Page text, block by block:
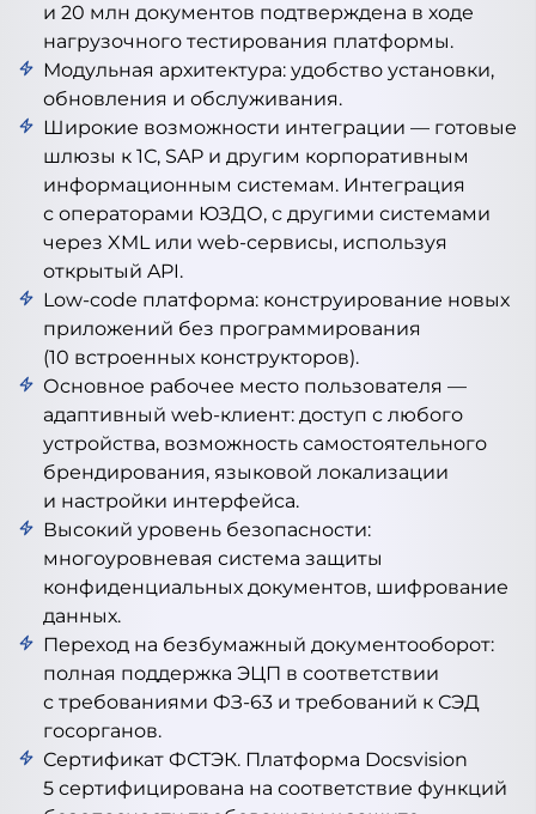
и 20 млн документов подтверждена в ходе
нагрузочного тестирования платформы.
Модульная архитектура: удобство установки,
обновления и обслуживания.
Широкие возможности интеграции — готовые
шлюзы к 1С, SAP и другим корпоративным
информационным системам. Интеграция
с операторами ЮЗДО, с другими системами
через XML или web-сервисы, используя
открытый API.
Low-code платформа: конструирование новых
приложений без программирования
(10 встроенных конструкторов).
Основное рабочее место пользователя —
адаптивный web-клиент: доступ с любого
устройства, возможность самостоятельного
брендирования, языковой локализации
и настройки интерфейса.
Высокий уровень безопасности:
многоуровневая система защиты
конфиденциальных документов, шифрование
данных.
Переход на безбумажный документооборот:
полная поддержка ЭЦП в соответствии
с требованиями ФЗ-63 и требований к СЭД
госорганов.
Сертификат ФСТЭК. Платформа Docsvision
5 сертифицирована на соответствие функций